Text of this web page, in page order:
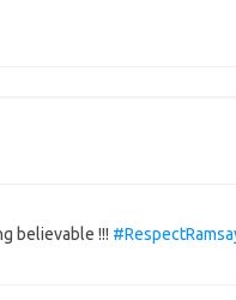
believable !!!